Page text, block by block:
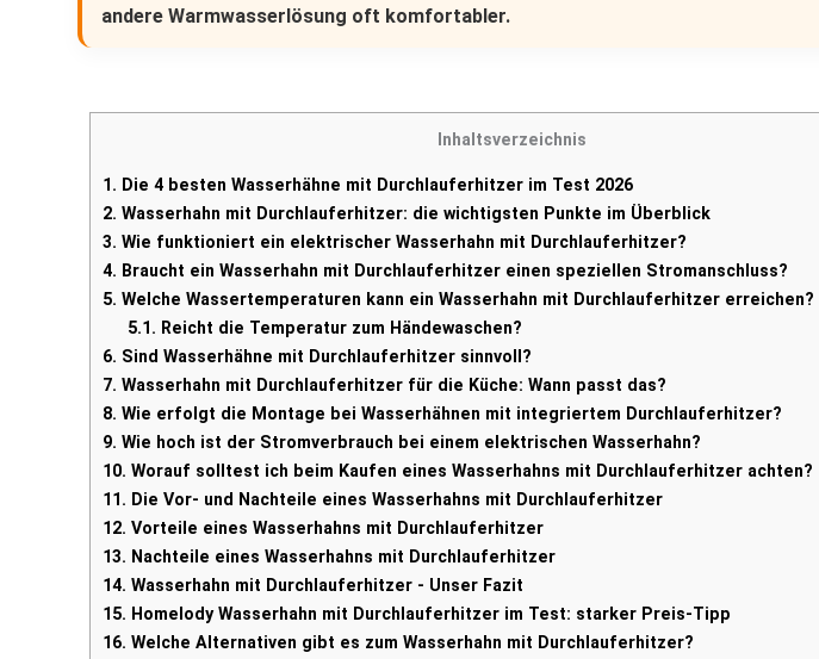
andere Warmwasserlösung oft komfortabler.
Inhaltsverzeichnis
1. Die 4 besten Wasserhähne mit Durchlauferhitzer im Test 2026
2. Wasserhahn mit Durchlauferhitzer: die wichtigsten Punkte im Überblick
3. Wie funktioniert ein elektrischer Wasserhahn mit Durchlauferhitzer?
4. Braucht ein Wasserhahn mit Durchlauferhitzer einen speziellen Stromanschluss?
5. Welche Wassertemperaturen kann ein Wasserhahn mit Durchlauferhitzer erreichen?
5.1. Reicht die Temperatur zum Händewaschen?
6. Sind Wasserhähne mit Durchlauferhitzer sinnvoll?
7. Wasserhahn mit Durchlauferhitzer für die Küche: Wann passt das?
8. Wie erfolgt die Montage bei Wasserhähnen mit integriertem Durchlauferhitzer?
9. Wie hoch ist der Stromverbrauch bei einem elektrischen Wasserhahn?
10. Worauf solltest ich beim Kaufen eines Wasserhahns mit Durchlauferhitzer achten?
11. Die Vor- und Nachteile eines Wasserhahns mit Durchlauferhitzer
12. Vorteile eines Wasserhahns mit Durchlauferhitzer
13. Nachteile eines Wasserhahns mit Durchlauferhitzer
14. Wasserhahn mit Durchlauferhitzer - Unser Fazit
15. Homelody Wasserhahn mit Durchlauferhitzer im Test: starker Preis-Tipp
16. Welche Alternativen gibt es zum Wasserhahn mit Durchlauferhitzer?